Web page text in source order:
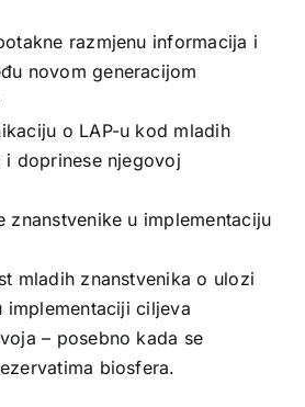
razmjenu informacija i
novom generacijom
o LAP-u kod mladih
i doprinese njegovoj
znanstvenike u implementaciju
mladih znanstvenika o ulozi
implementaciji ciljeva
– posebno kada se
biosfera.